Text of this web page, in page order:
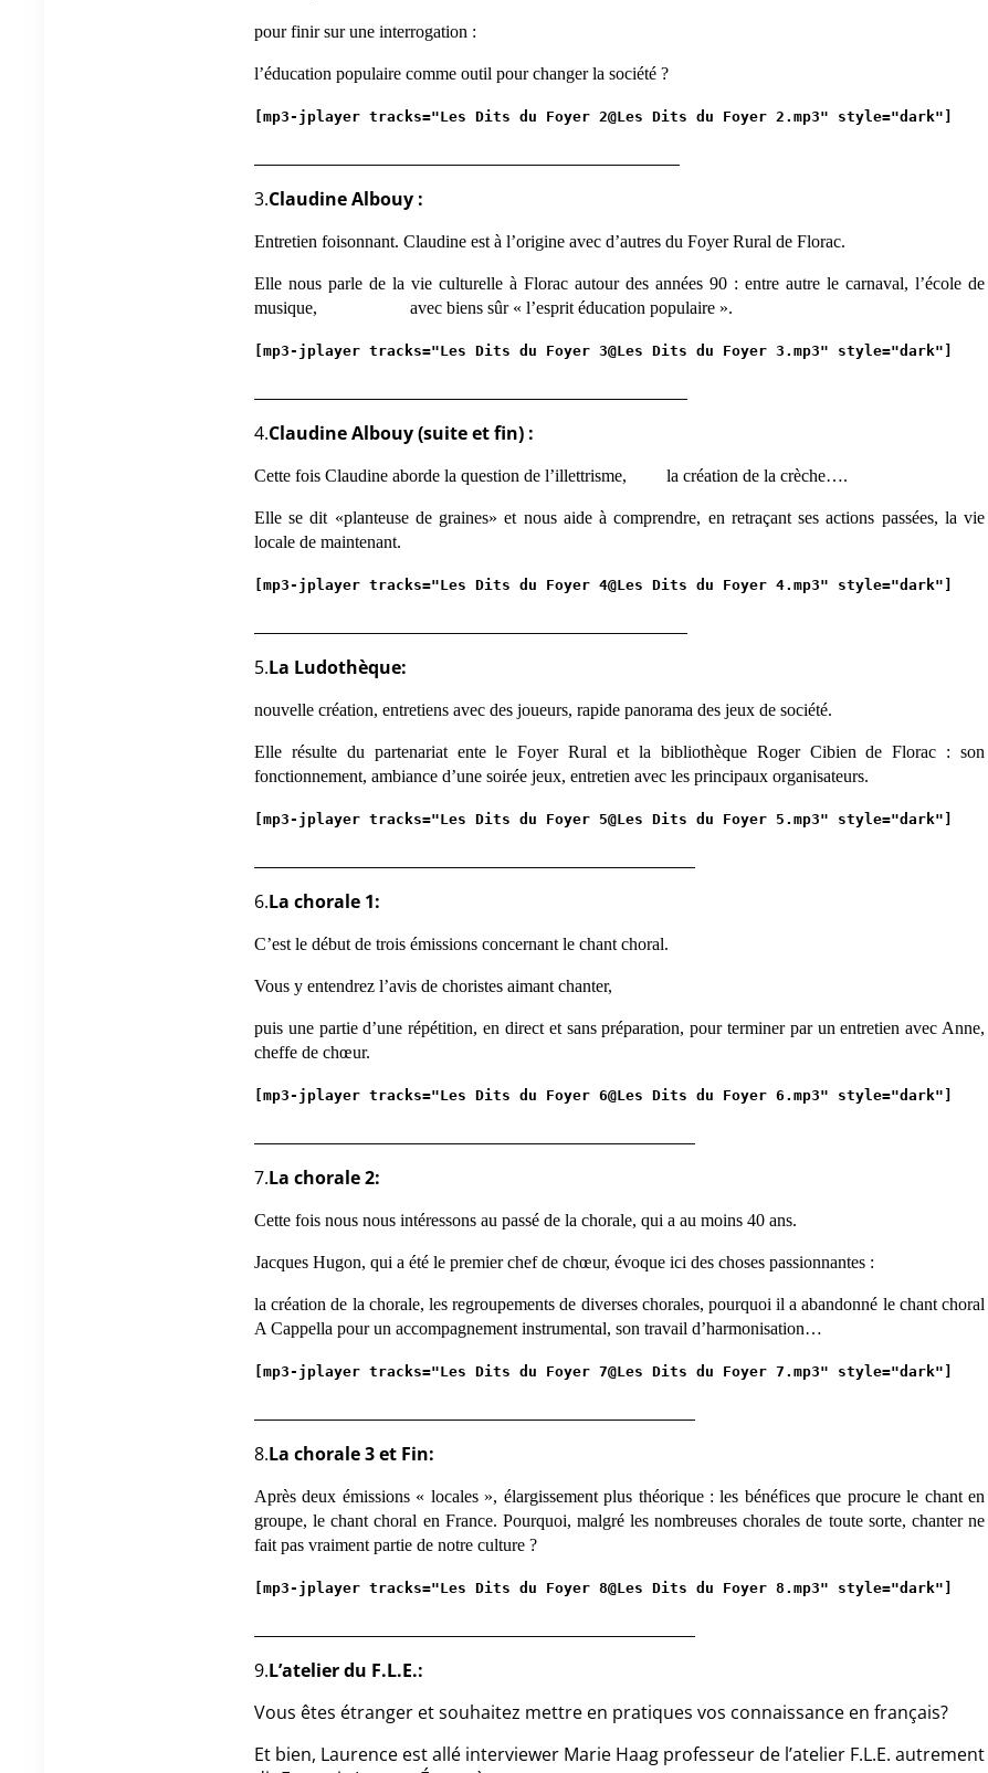
pour finir sur une interrogation :
l’éducation populaire comme outil pour changer la société ?
[mp3-jplayer tracks="Les Dits du Foyer 2@Les Dits du Foyer 2.mp3" style="dark"]
3.Claudine Albouy :
Entretien foisonnant. Claudine est à l’origine avec d’autres du Foyer Rural de Florac.
Elle nous parle de la vie culturelle à Florac autour des années 90 : entre autre le carnaval, l’école de
musique, avec biens sûr « l’esprit éducation populaire ».
[mp3-jplayer tracks="Les Dits du Foyer 3@Les Dits du Foyer 3.mp3" style="dark"]
4.Claudine Albouy (suite et fin) :
Cette fois Claudine aborde la question de l’illettrisme, la création de la crèche….
Elle se dit «planteuse de graines» et nous aide à comprendre, en retraçant ses actions passées, la vie
locale de maintenant.
[mp3-jplayer tracks="Les Dits du Foyer 4@Les Dits du Foyer 4.mp3" style="dark"]
5.La Ludothèque:
nouvelle création, entretiens avec des joueurs, rapide panorama des jeux de société.
Elle résulte du partenariat ente le Foyer Rural et la bibliothèque Roger Cibien de Florac : son
fonctionnement, ambiance d’une soirée jeux, entretien avec les principaux organisateurs.
[mp3-jplayer tracks="Les Dits du Foyer 5@Les Dits du Foyer 5.mp3" style="dark"]
6.La chorale 1:
C’est le début de trois émissions concernant le chant choral.
Vous y entendrez l’avis de choristes aimant chanter,
puis une partie d’une répétition, en direct et sans préparation,pour terminer par un entretien avec Anne,
cheffe de chœur.
[mp3-jplayer tracks="Les Dits du Foyer 6@Les Dits du Foyer 6.mp3" style="dark"]
7.La chorale 2:
Cette fois nous nous intéressons au passé de la chorale, qui a au moins 40 ans.
Jacques Hugon, qui a été le premier chef de chœur, évoque ici des choses passionnantes :
la création de la chorale, les regroupements de diverses chorales, pourquoi il a abandonné le chant choral
A Cappella pour un accompagnement instrumental, son travail d’harmonisation…
[mp3-jplayer tracks="Les Dits du Foyer 7@Les Dits du Foyer 7.mp3" style="dark"]
8.La chorale 3 et Fin:
Après deux émissions « locales », élargissement plus théorique : les bénéfices que procure le chant en
groupe, le chant choral en France. Pourquoi, malgré les nombreuses chorales de toute sorte, chanter ne
fait pas vraiment partie de notre culture ?
[mp3-jplayer tracks="Les Dits du Foyer 8@Les Dits du Foyer 8.mp3" style="dark"]
9.L’atelier du F.L.E.:
Vous êtes étranger et souhaitez mettre en pratiques vos connaissance en français?
Et bien, Laurence est allé interviewer Marie Haag professeur de l’atelier F.L.E. autrement